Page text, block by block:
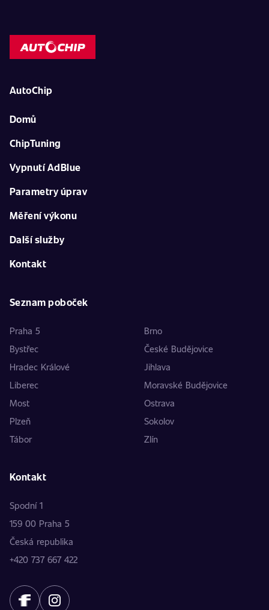
AutoChip
Domů
ChipTuning
Vypnutí AdBlue
Parametry úprav
Měření výkonu
Další služby
Kontakt
Seznam poboček
Praha 5
Brno
Bystřec
České Budějovice
Hradec Králové
Jihlava
Liberec
Moravské Budějovice
Most
Ostrava
Plzeň
Sokolov
Tábor
Zlín
Kontakt
Spodní 1
159 00 Praha 5
Česká republika
+420 737 667 422